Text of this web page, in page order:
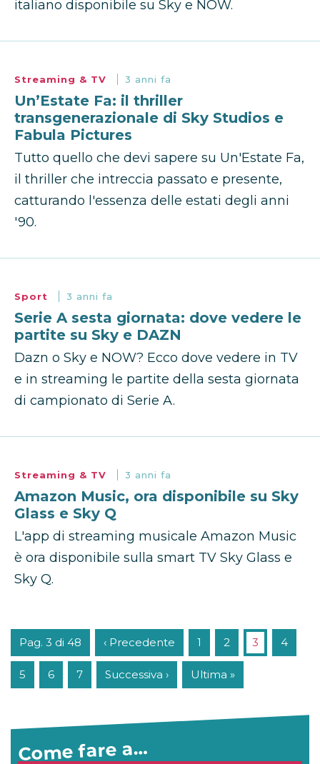
italiano disponibile su Sky e NOW.
Streaming & TV 3 anni fa
Un’Estate Fa: il thriller
transgenerazionale di Sky Studios e
Fabula Pictures
Tutto quello che devi sapere su Un'Estate Fa,
il thriller che intreccia passato e presente,
catturando l'essenza delle estati degli anni
'90.
Sport 3 anni fa
Serie A sesta giornata: dove vedere le
partite su Sky e DAZN
Dazn o Sky e NOW? Ecco dove vedere in TV
e in streaming le partite della sesta giornata
di campionato di Serie A.
Streaming & TV 3 anni fa
Amazon Music, ora disponibile su Sky
Glass e Sky Q
L'app di streaming musicale Amazon Music
è ora disponibile sulla smart TV Sky Glass e
Sky Q.
Pag. 3 di 48 ‹ Precedente 1 2 3 4
5 6 7 Successiva › Ultima »
Come fare a…